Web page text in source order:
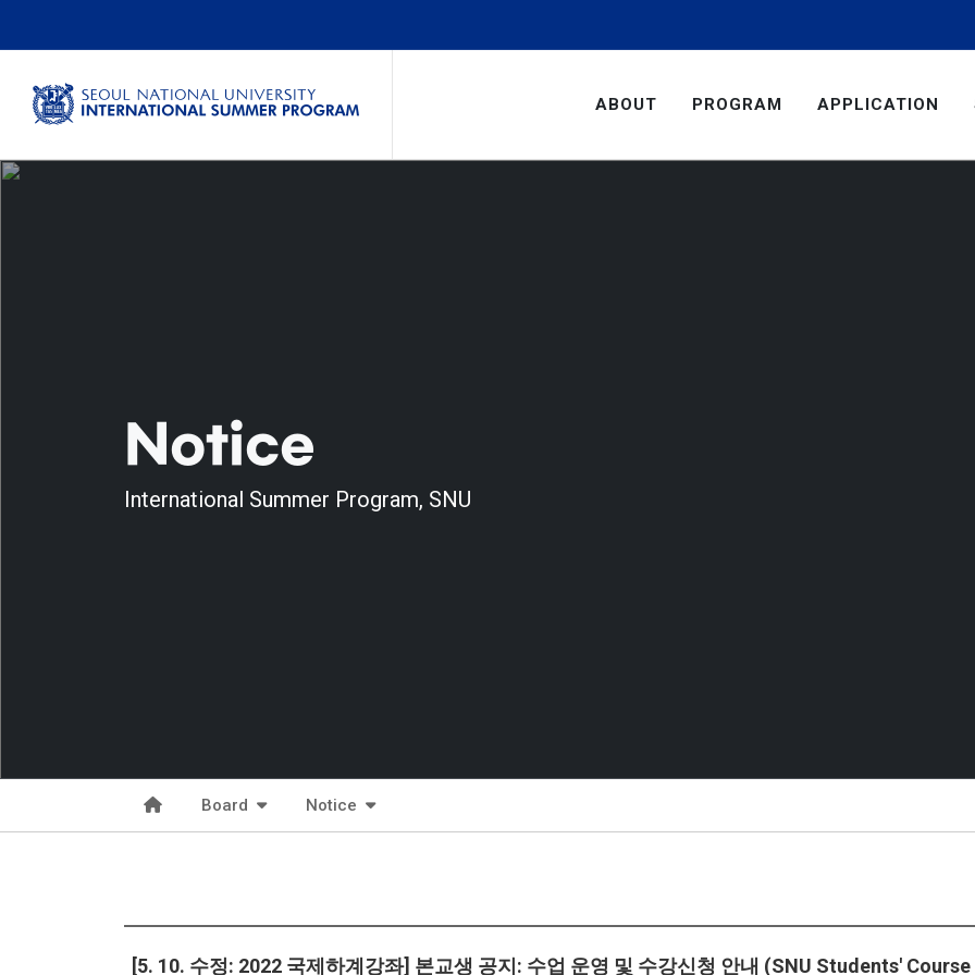
ABOUT PROGRAM APPLICATION
Notice
International Summer Program, SNU
Board Notice
[5. 10. 수정: 2022 국제하계강좌] 본교생 공지: 수업 운영 및 수강신청 안내 (SNU Students'